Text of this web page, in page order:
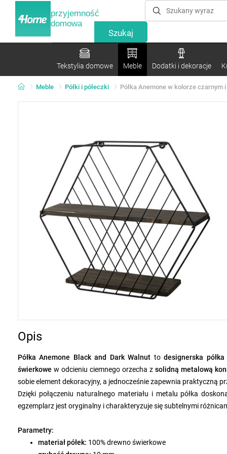
przyjemność
domowa
Tekstylia domowe Meble Dodatki i dekoracje
Meble Półki i półeczki Półka Anemone w kolorze czarnym
Opis
Półka Anemone Black and Dark Walnut to designerska
świerkowe w odcieniu ciemnego orzecha z solidną metalową
sobie element dekoracyjny, a jednocześnie zapewnia praktyczną
Dzięki połączeniu naturalnego materiału i metalu półka
egzemplarz jest oryginalny i charakteryzuje się subtelnymi
Parametry:
materiał półek: 100% drewno świerkowe